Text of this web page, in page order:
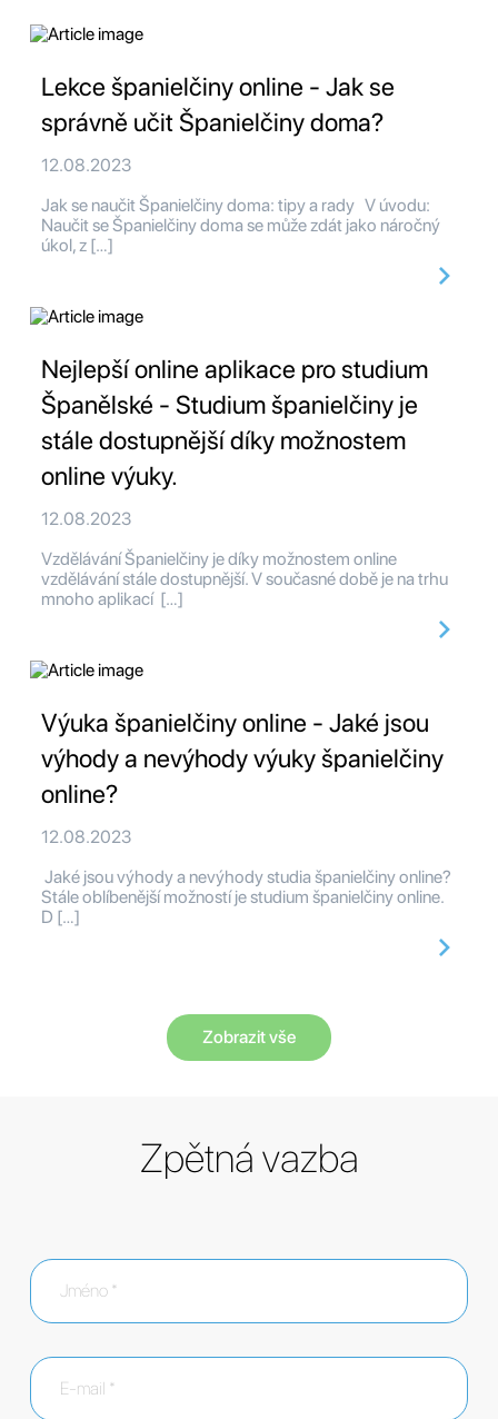
Lekce španielčiny online - Jak se
správně učit Španielčiny doma?
12.08.2023
Jak se naučit Španielčiny doma: tipy a rady V úvodu:
Naučit se Španielčiny doma se může zdát jako náročný
úkol, z […]
Nejlepší online aplikace pro studium
Španělské - Studium španielčiny je
stále dostupnější díky možnostem
online výuky.
12.08.2023
Vzdělávání Španielčiny je díky možnostem online
vzdělávání stále dostupnější. V současné době je na trhu
mnoho aplikací […]
Výuka španielčiny online - Jaké jsou
výhody a nevýhody výuky španielčiny
online?
12.08.2023
Jaké jsou výhody a nevýhody studia španielčiny online?
Stále oblíbenější možností je studium španielčiny online.
D […]
Zobrazit vše
Zpětná vazba